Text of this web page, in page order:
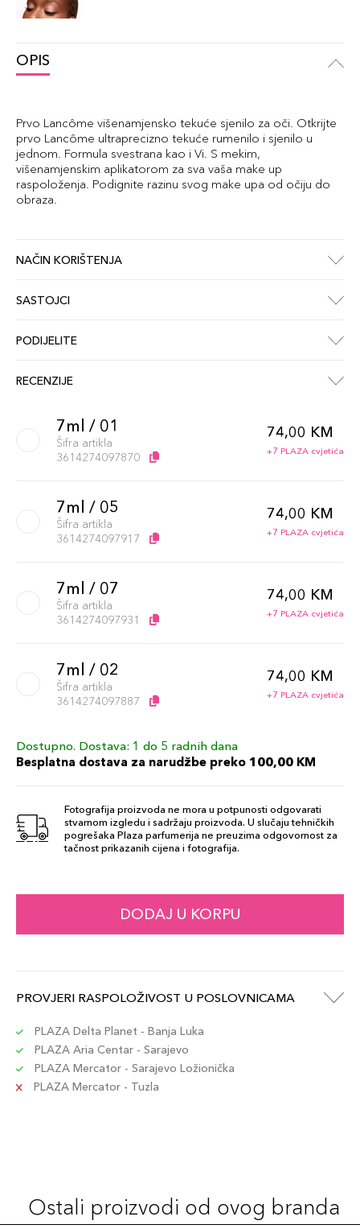
OPIS
Prvo Lancôme višenamjensko tekuće sjenilo za oči. Otkrijte
prvo Lancôme ultraprecizno tekuće rumenilo i sjenilo u
jednom. Formula svestrana kao i Vi. S mekim,
višenamjenskim aplikatorom za sva vaša make up
raspoloženja. Podignite razinu svog make upa od očiju do
obraza.
NAČIN KORIŠTENJA
SASTOJCI
PODIJELITE
RECENZIJE
7ml / 01
Šifra artikla
3614274097870
74,00 KM
+7 PLAZA cvjetića
7ml / 05
Šifra artikla
3614274097917
74,00 KM
+7 PLAZA cvjetića
7ml / 07
Šifra artikla
3614274097931
74,00 KM
+7 PLAZA cvjetića
7ml / 02
Šifra artikla
3614274097887
74,00 KM
+7 PLAZA cvjetića
7ml / 03
Šifra artikla
74,00 KM
7ml / 04
Šifra artikla
74,00 KM
7ml / 09
3614274293524
74,00 KM
7ml / 11
Šifra artikla
Dostupno. Dostava: 1 do 5 radnih dana
Besplatna dostava za narudžbe preko 100,00 KM
Fotografija proizvoda ne mora u potpunosti odgovarati
stvarnom izgledu i sadržaju proizvoda. U slučaju tehničkih
pogrešaka Plaza parfumerija ne preuzima odgovornost za
tačnost prikazanih cijena i fotografija.
DODAJ U KORPU
PROVJERI RASPOLOŽIVOST U POSLOVNICAMA
PLAZA Delta Planet - Banja Luka
PLAZA Aria Centar - Sarajevo
PLAZA Mercator - Sarajevo Ložionička
PLAZA Mercator - Tuzla
Ostali proizvodi od ovog branda